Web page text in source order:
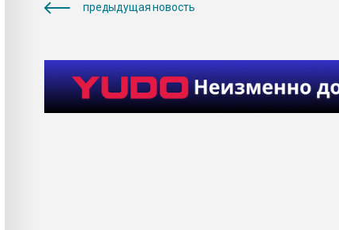
предыдущая новость